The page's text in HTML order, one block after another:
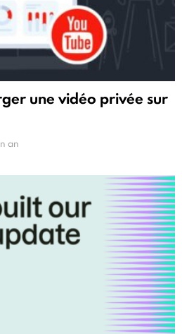
une vidéo privée sur
an